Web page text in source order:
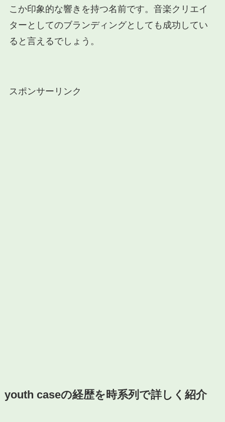
こか印象的な響きを持つ名前です。音楽クリエイ
ターとしてのブランディングとしても成功してい
ると言えるでしょう。
スポンサーリンク
youth caseの経歴を時系列で詳しく紹介